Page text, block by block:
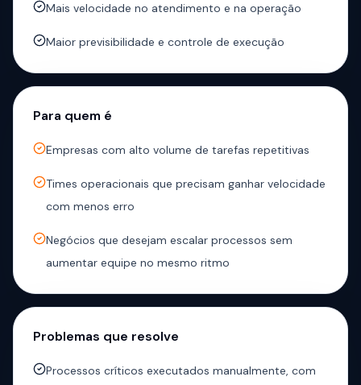
Mais velocidade no atendimento e na operação
Maior previsibilidade e controle de execução
Para quem é
Empresas com alto volume de tarefas repetitivas
Times operacionais que precisam ganhar velocidade
com menos erro
Negócios que desejam escalar processos sem
aumentar equipe no mesmo ritmo
Problemas que resolve
Processos críticos executados manualmente, com